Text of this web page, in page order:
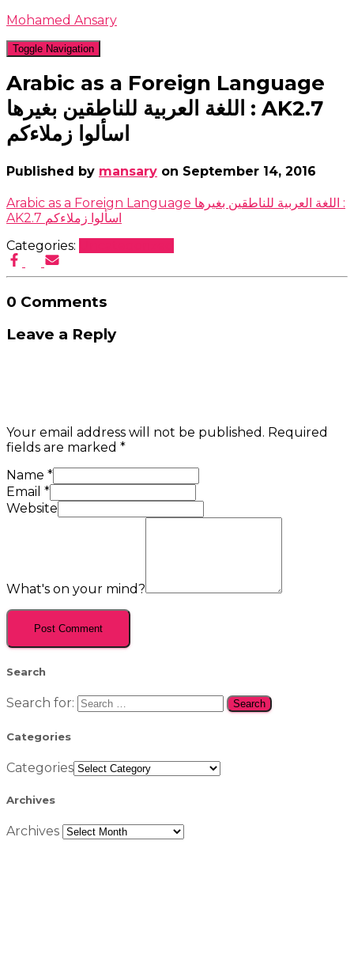
Mohamed Ansary
Toggle Navigation
Arabic as a Foreign Language
اللغة العربية للناطقين بغيرها : AK2.7
اسألوا زملاءكم
Published by mansary on September 14, 2016
Arabic as a Foreign Language اللغة العربية للناطقين بغيرها :
AK2.7 اسألوا زملاءكم
Categories:
0 Comments
Leave a Reply
Your email address will not be published. Required
fields are marked *
Name *
Email *
Website
What's on your mind?
Search
Search for:
Categories
Categories
Archives
Archives